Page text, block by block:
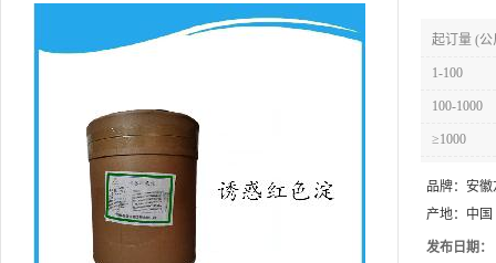
起订量 (公
1-100
100-1000
≥1000
品牌： 安徽
产地： 中国
发布日期：